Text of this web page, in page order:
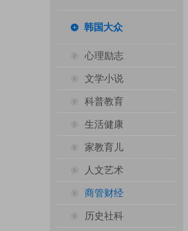
韩国大众
心理励志
文学小说
科普教育
生活健康
家教育儿
人文艺术
商管财经
历史社科